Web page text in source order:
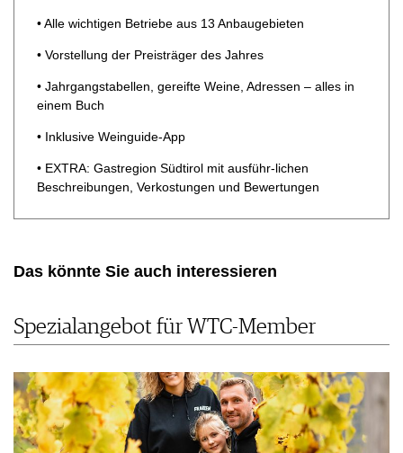
• Alle wichtigen Betriebe aus 13 Anbaugebieten
• Vorstellung der Preisträger des Jahres
• Jahrgangstabellen, gereifte Weine, Adressen – alles in
einem Buch
• Inklusive Weinguide-App
• EXTRA: Gastregion Südtirol mit ausführ-­lichen
Beschreibungen, Verkostungen und ­Bewertungen
Das könnte Sie auch interessieren
Spezialangebot für WTC-Member